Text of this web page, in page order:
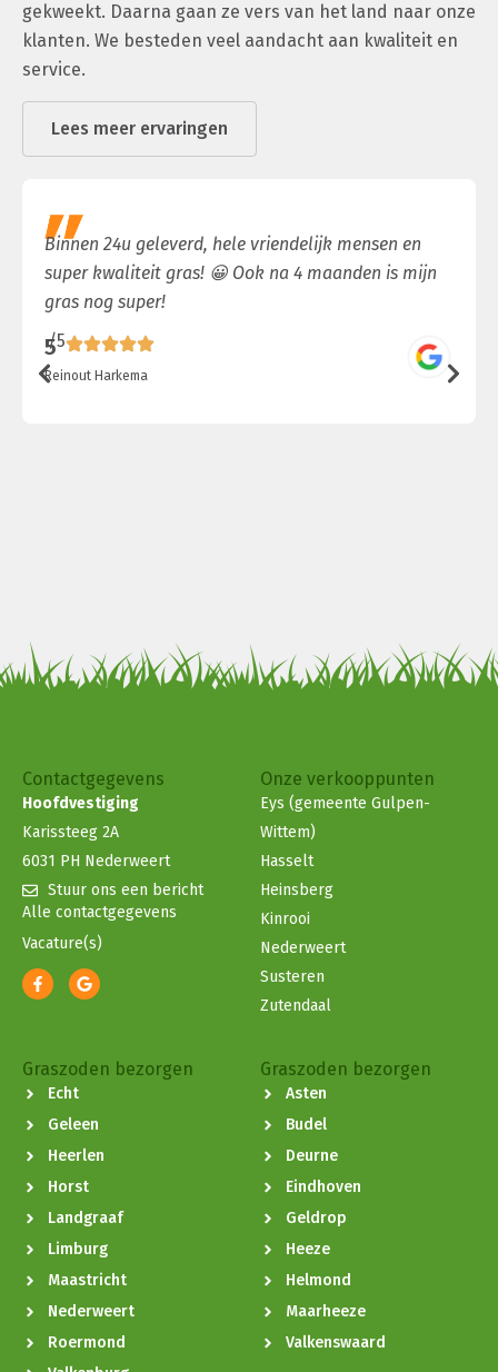
gekweekt. Daarna gaan ze vers van het land naar onze
klanten. We besteden veel aandacht aan kwaliteit en
service.
Lees meer ervaringen
Binnen 24u geleverd, hele vriendelijk mensen en
super kwaliteit gras! 😀 Ook na 4 maanden is mijn
gras nog super!
5/5
Reinout Harkema
Contactgegevens
Hoofdvestiging
Karissteeg 2A
6031 PH Nederweert
Stuur ons een bericht
Alle contactgegevens
Vacature(s)
Onze verkooppunten
Eys (gemeente Gulpen-
Wittem)
Hasselt
Heinsberg
Kinrooi
Nederweert
Susteren
Zutendaal
Graszoden bezorgen
Echt
Geleen
Heerlen
Horst
Landgraaf
Limburg
Maastricht
Nederweert
Roermond
Graszoden bezorgen
Asten
Budel
Deurne
Eindhoven
Geldrop
Heeze
Helmond
Maarheeze
Valkenswaard